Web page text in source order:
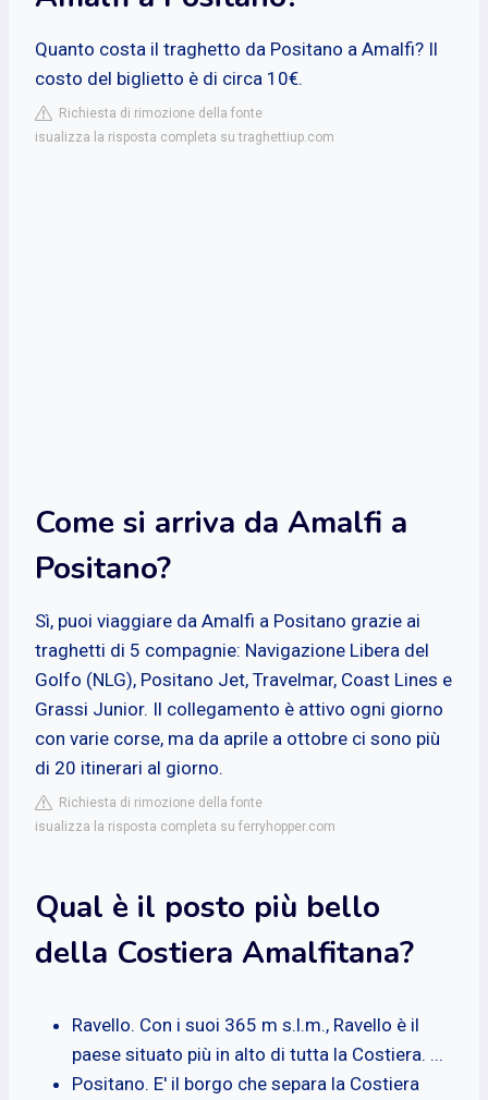
Quanto costa il traghetto da Positano a Amalfi? Il
costo del biglietto è di circa 10€.
Richiesta di rimozione della fonte
isualizza la risposta completa su traghettiup.com
Come si arriva da Amalfi a
Positano?
Sì, puoi viaggiare da Amalfi a Positano grazie ai
traghetti di 5 compagnie: Navigazione Libera del
Golfo (NLG), Positano Jet, Travelmar, Coast Lines e
Grassi Junior. Il collegamento è attivo ogni giorno
con varie corse, ma da aprile a ottobre ci sono più
di 20 itinerari al giorno.
Richiesta di rimozione della fonte
isualizza la risposta completa su ferryhopper.com
Qual è il posto più bello
della Costiera Amalfitana?
Ravello. Con i suoi 365 m s.l.m., Ravello è il
paese situato più in alto di tutta la Costiera. ...
Positano. E' il borgo che separa la Costiera